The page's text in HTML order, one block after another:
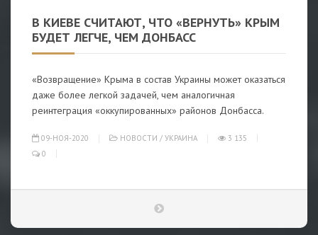
В КИЕВЕ СЧИТАЮТ, ЧТО «ВЕРНУТЬ» КРЫМ
БУДЕТ ЛЕГЧЕ, ЧЕМ ДОНБАСС
«Возвращение» Крыма в состав Украины может оказаться
даже более легкой задачей, чем аналогичная
реинтеграция «оккупированных» районов Донбасса.
09-НОЯ-2020 НОВОСТИ / УКРАИНА
3 135
0